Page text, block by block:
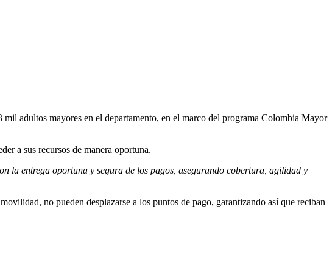
adultos mayores en el departamento, en el marco del programa Colombia Mayor
a sus recursos de manera oportuna.
la entrega oportuna y segura de los pagos, asegurando cobertura, agilidad y
no pueden desplazarse a los puntos de pago, garantizando así que reciban